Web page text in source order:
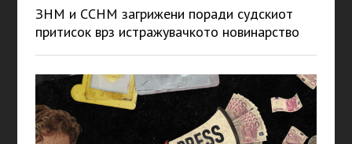
ЗНМ и ССНМ загрижени поради судскиот
притисок врз истражувачкото новинарство